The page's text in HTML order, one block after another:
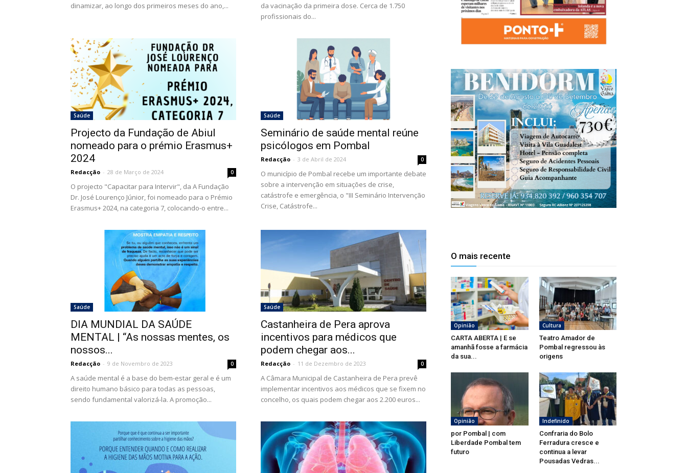
dinamizar, ao longo dos primeiros meses do ano,...
da vacinação da primeira dose. Cerca de 1.750
profissionais do...
Saúde
Projecto da Fundação de Abiul
nomeado para o prémio Erasmus+
2024
Redacção - 28 de Março de 2024 0
O projecto "Capacitar para Intervir", da A Fundação
Dr. José Lourenço Júnior, foi nomeado para o Prémio
Erasmus+ 2024, na categoria 7, colocando-o entre...
Saúde
Seminário de saúde mental reúne
psicólogos em Pombal
Redacção - 3 de Abril de 2024 0
O município de Pombal recebe um importante debate
sobre a intervenção em situações de crise,
catástrofe e emergência, o "III Seminário Intervenção
Crise, Catástrofe...
Saúde
DIA MUNDIAL DA SAÚDE
MENTAL | “As nossas mentes, os
nossos...
Redacção - 9 de Novembro de 2023 0
A saúde mental é a base do bem-estar geral e é um
direito humano básico para todas as pessoas,
sendo fundamental valorizá-la. A promoção...
Saúde
Castanheira de Pera aprova
incentivos para médicos que
podem chegar aos...
Redacção - 11 de Dezembro de 2023 0
A Câmara Municipal de Castanheira de Pera prevê
implementar incentivos aos médicos que se fixem no
concelho, os quais podem chegar aos 2.200 euros...
O mais recente
Opinião
CARTA ABERTA | E se
amanhã fosse a farmácia
da sua...
Cultura
Teatro Amador de
Pombal regressou às
origens
Opinião
por Pombal | com
Liberdade Pombal tem
futuro
Indefinido
Confraria do Bolo
Ferradura cresce e
continua a levar
Pousadas Vedras...